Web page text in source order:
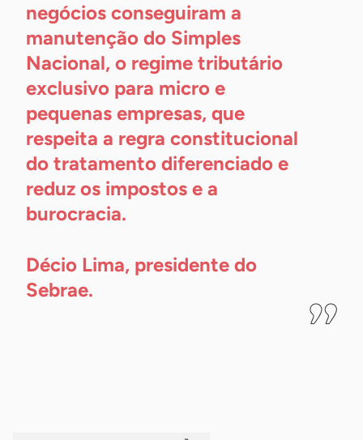
negócios conseguiram a
manutenção do Simples
Nacional, o regime tributário
exclusivo para micro e
pequenas empresas, que
respeita a regra constitucional
do tratamento diferenciado e
reduz os impostos e a
burocracia.
Décio Lima, presidente do
Sebrae.